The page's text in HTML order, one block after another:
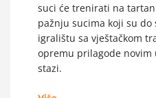
suci će trenirati na
pažnju sucima koji su
igralištu sa vještačkom
opremu prilagode novim
stazi.